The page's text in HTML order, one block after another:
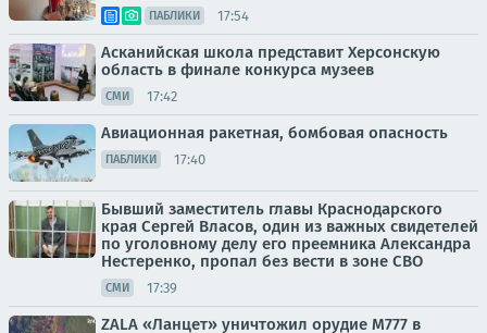
ПАБЛИКИ 17:54
Асканийская школа представит Херсонскую
область в финале конкурса музеев
СМИ 17:42
Авиационная ракетная, бомбовая опасность
ПАБЛИКИ 17:40
Бывший заместитель главы Краснодарского
края Сергей Власов, один из важных свидетелей
по уголовному делу его преемника Александра
Нестеренко, пропал без вести в зоне СВО
СМИ 17:39
ZALA «Ланцет» уничтожил орудие M777 в